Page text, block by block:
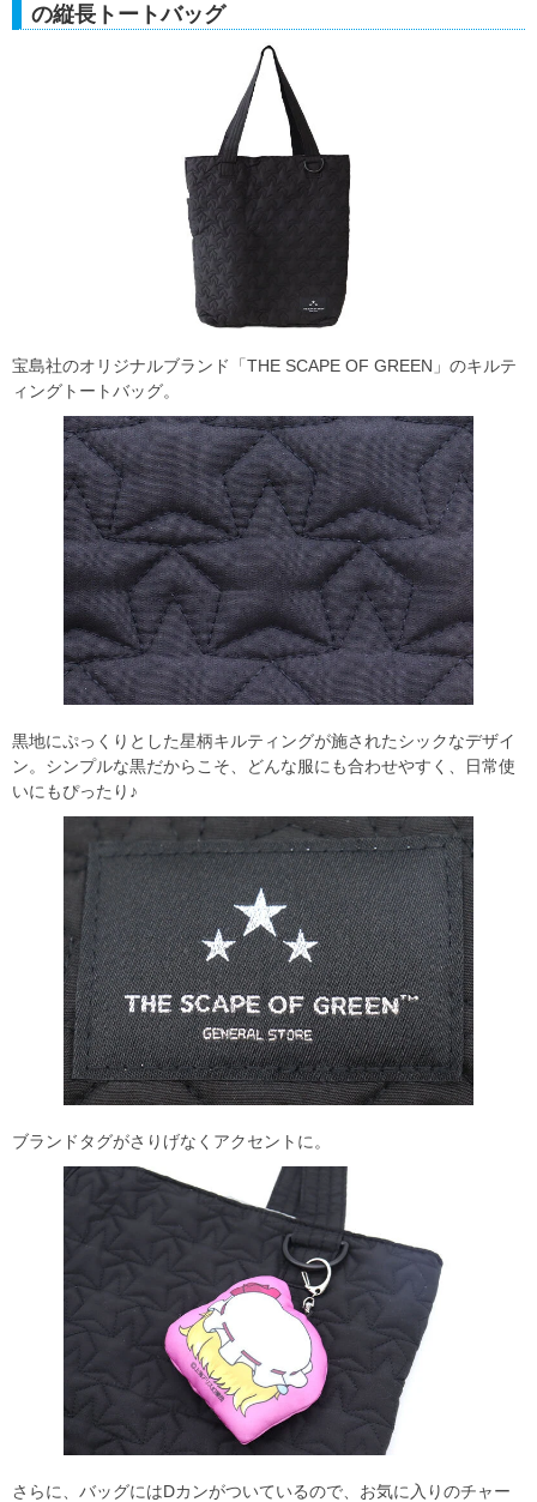
の縦長トートバッグ
宝島社のオリジナルブランド「THE SCAPE OF GREEN」のキルテ
ィングトートバッグ。
黒地にぷっくりとした星柄キルティングが施されたシックなデザイ
ン。シンプルな黒だからこそ、どんな服にも合わせやすく、日常使
いにもぴったり♪
ブランドタグがさりげなくアクセントに。
さらに、バッグにはDカンがついているので、お気に入りのチャー